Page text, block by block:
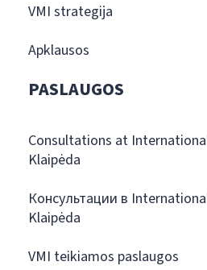
VMI strategija
Apklausos
PASLAUGOS
Consultations at
Klaipėda
Консультации в
Klaipėda
VMI teikiamos paslaugos